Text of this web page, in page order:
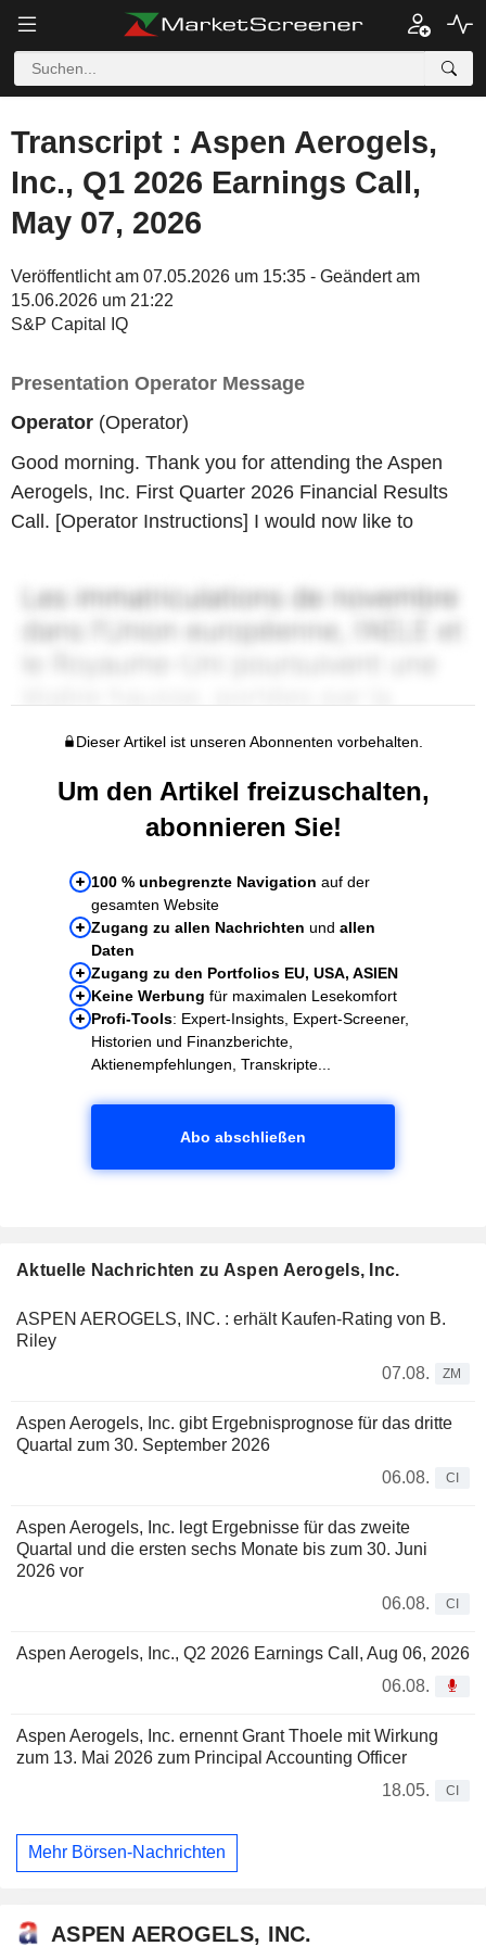
Transcript : Aspen Aerogels,
Inc., Q1 2026 Earnings Call,
May 07, 2026
Veröffentlicht am 07.05.2026 um 15:35 - Geändert am
15.06.2026 um 21:22
S&P Capital IQ
Presentation Operator Message
Operator (Operator)
Good morning. Thank you for attending the Aspen
Aerogels, Inc. First Quarter 2026 Financial Results
Call. [Operator Instructions] I would now like to
Dieser Artikel ist unseren Abonnenten vorbehalten.
Um den Artikel freizuschalten,
abonnieren Sie!
100 % unbegrenzte Navigation auf der
gesamten Website
Zugang zu allen Nachrichten und allen
Daten
Zugang zu den Portfolios EU, USA, ASIEN
Keine Werbung für maximalen Lesekomfort
Profi-Tools: Expert-Insights, Expert-Screener,
Historien und Finanzberichte,
Aktienempfehlungen, Transkripte...
Abo abschließen
Aktuelle Nachrichten zu Aspen Aerogels, Inc.
ASPEN AEROGELS, INC. : erhält Kaufen-Rating von B.
Riley
07.08.
ZM
Aspen Aerogels, Inc. gibt Ergebnisprognose für das dritte
Quartal zum 30. September 2026
06.08.
CI
Aspen Aerogels, Inc. legt Ergebnisse für das zweite
Quartal und die ersten sechs Monate bis zum 30. Juni
2026 vor
06.08.
CI
Aspen Aerogels, Inc., Q2 2026 Earnings Call, Aug 06, 2026
06.08.
Aspen Aerogels, Inc. ernennt Grant Thoele mit Wirkung
zum 13. Mai 2026 zum Principal Accounting Officer
18.05.
CI
Mehr Börsen-Nachrichten
ASPEN AEROGELS, INC.